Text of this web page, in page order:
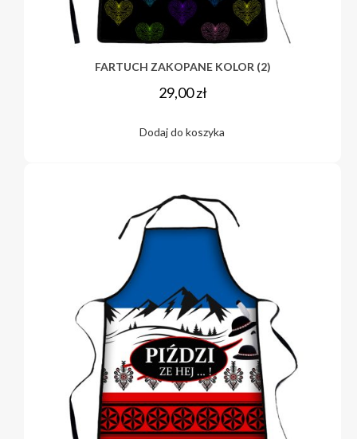
FARTUCH ZAKOPANE KOLOR (2)
29,00zł
Dodaj do koszyka